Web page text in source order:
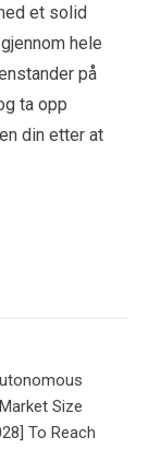
et solid
hele
på
ta opp
din etter at
Size
To Reach